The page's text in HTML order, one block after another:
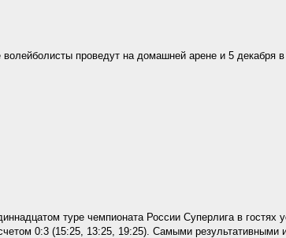
проведут на домашней арене и 5 декабря
туре чемпионата России Суперлига в гостях
0:3 (15:25, 13:25, 19:25). Самыми результативными